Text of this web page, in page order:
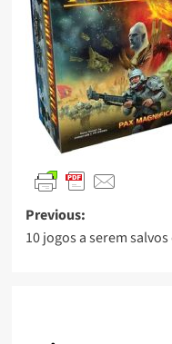
Previous:
10 jogos a serem